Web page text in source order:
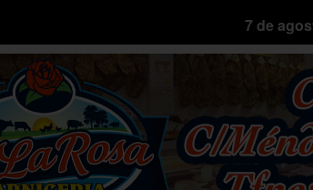
7 de